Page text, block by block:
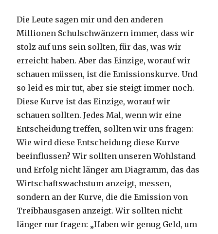
Die Leute sagen mir und den anderen
Millionen Schulschwänzern immer, dass wir
stolz auf uns sein sollten, für das, was wir
erreicht haben. Aber das Einzige, worauf wir
schauen müssen, ist die Emissionskurve. Und
so leid es mir tut, aber sie steigt immer noch.
Diese Kurve ist das Einzige, worauf wir
schauen sollten. Jedes Mal, wenn wir eine
Entscheidung treffen, sollten wir uns fragen:
Wie wird diese Entscheidung diese Kurve
beeinflussen? Wir sollten unseren Wohlstand
und Erfolg nicht länger am Diagramm, das das
Wirtschaftswachstum anzeigt, messen,
sondern an der Kurve, die die Emission von
Treibhausgasen anzeigt. Wir sollten nicht
länger nur fragen: „Haben wir genug Geld, um